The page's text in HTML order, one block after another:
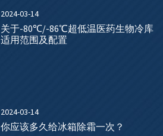
2024-03-14
关于-80℃/-86℃超低温医药生物冷库
适用范围及配置
2024-03-14
你应该多久给冰箱除霜一次？